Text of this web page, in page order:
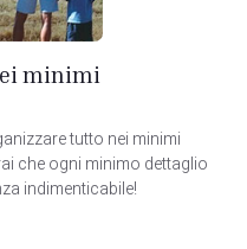
minimi
tutto nei minimi
che ogni minimo dettaglio
indimenticabile!